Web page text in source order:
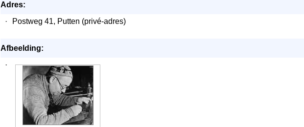
Adres:
·
Postweg 41, Putten (privé-adres)
Afbeelding:
·